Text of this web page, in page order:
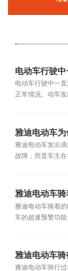
电动车行驶
电动车行驶中一
正常情况。动车
雅迪电动车
雅迪电动车发出
故障，而是车主
雅迪电动车
雅迪电动车骑着
车的超速预警功能
雅迪电动车
雅迪电动车骑行